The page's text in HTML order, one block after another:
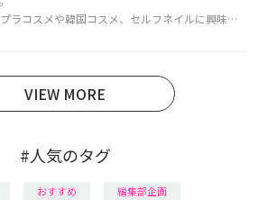
ラコスメや韓国コスメ、セルフネイルに興味が
粧品検定1級保有。
VIEW MORE
#人気のタグ
おすすめ
編集部企画